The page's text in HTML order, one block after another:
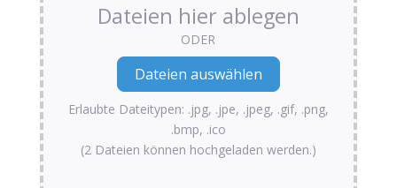
Dateien hier ablegen
ODER
Erlaubte Dateitypen: .jpg, .jpe, .jpeg, .gif, .png,
.bmp, .ico
(2 Dateien können hochgeladen werden.)